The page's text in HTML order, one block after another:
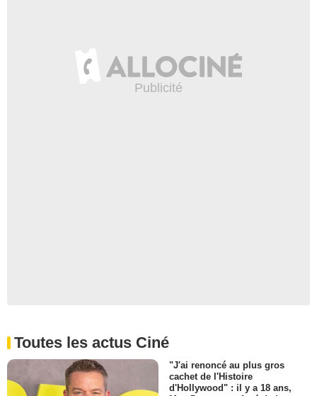
Toutes les actus Ciné
"J'ai renoncé au plus gros
cachet de l'Histoire
d'Hollywood" : il y a 18 ans,